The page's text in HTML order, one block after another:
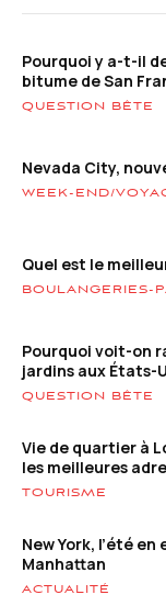
Pourquoi y a-t-il
bitume de San
QUESTION BÊTE
Nevada City,
WEEK-END/
Quel est le
BOULANGERIES-
Pourquoi voit-on
jardins aux États-
QUESTION BÊTE
Vie de quartier à
les meilleures
TOURISME
New York, l’été en
Manhattan
ACTUALITÉ